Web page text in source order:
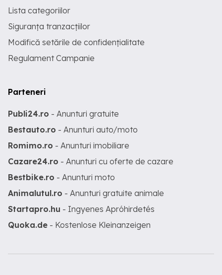
Lista categoriilor
Siguranța tranzacțiilor
Modifică setările de confidențialitate
Regulament Campanie
Parteneri
Publi24.ro - Anunturi gratuite
Bestauto.ro - Anunturi auto/moto
Romimo.ro - Anunturi imobiliare
Cazare24.ro - Anunturi cu oferte de cazare
Bestbike.ro - Anunturi moto
Animalutul.ro - Anunturi gratuite animale
Startapro.hu - Ingyenes Apróhirdetés
Quoka.de - Kostenlose Kleinanzeigen